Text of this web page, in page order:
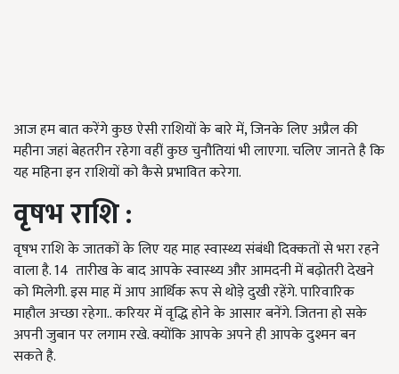
आज हम बात करेंगे कुछ ऐसी राशियों के बारे में, जिनके लिए अप्रैल की
महीना जहां बेहतरीन रहेगा वहीं कुछ चुनौतियां भी लाएगा. चलिए जानते है कि
यह महिना इन राशियों को कैसे प्रभावित करेगा.
वृषभ राशि:
वृषभ राशि के जातकों के लिए यह माह स्वास्थ्य संबंधी दिक्कतों से भरा रहने
वाला है. 14 तारीख के बाद आपके स्वास्थ्य और आमदनी में बढ़ोतरी देखने
को मिलेगी. इस माह में आप आर्थिक रूप से थोड़े दुखी रहेंगे. पारिवारिक
माहौल अच्छा रहेगा.. करियर में वृद्धि होने के आसार बनेंगे. जितना हो सके
अपनी जुबान पर लगाम रखे. क्योंकि आपके अपने ही आपके दुश्मन बन
सकते है.